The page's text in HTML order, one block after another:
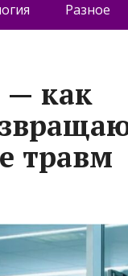
Разное
— как
травм